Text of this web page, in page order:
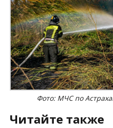
Фото: МЧС по
Читайте также